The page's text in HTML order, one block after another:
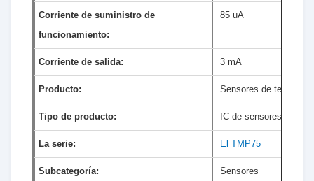
Corriente de suministro de
funcionamiento:
85 uA
Corriente de salida: 3 mA
Producto: Sensores de
Tipo de producto: IC de sensores de
La serie: El TMP75
Subcategoría: Sensores